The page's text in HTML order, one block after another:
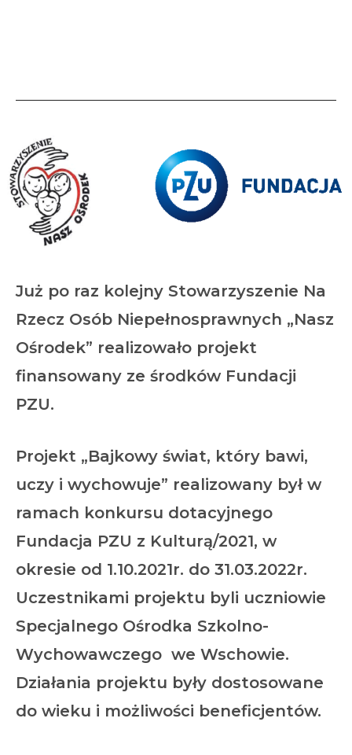
Już po raz kolejny Stowarzyszenie Na
Rzecz Osób Niepełnosprawnych „Nasz
Ośrodek” realizowało projekt
finansowany ze środków Fundacji
PZU.
Projekt „Bajkowy świat, który bawi,
uczy i wychowuje” realizowany był w
ramach konkursu dotacyjnego
Fundacja PZU z Kulturą/2021, w
okresie od 1.10.2021r. do 31.03.2022r.
Uczestnikami projektu byli uczniowie
Specjalnego Ośrodka Szkolno-
Wychowawczego we Wschowie.
Działania projektu były dostosowane
do wieku i możliwości beneficjentów.